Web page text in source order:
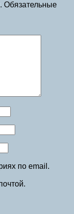
Обязательные
по email.